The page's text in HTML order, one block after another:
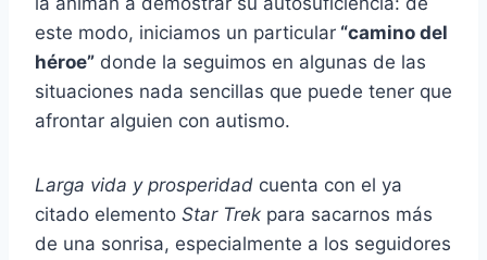
este modo, iniciamos un particular “camino del
héroe” donde la seguimos en algunas de las
situaciones nada sencillas que puede tener que
afrontar alguien con autismo.
Larga vida y prosperidad cuenta con el ya
citado elemento Star Trek para sacarnos más
de una sonrisa, especialmente a los seguidores